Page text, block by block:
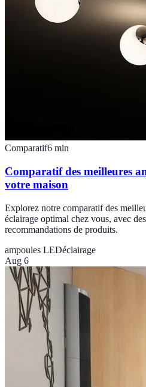
Comparatif6 min
Comparatif des meilleures
votre maison
Explorez notre comparatif des
éclairage optimal chez vous, avec
recommandations de produits.
ampoules LEDéclairage
Aug 6